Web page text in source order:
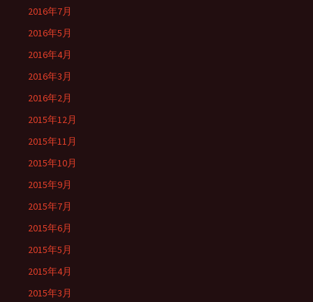
2016年7月
2016年5月
2016年4月
2016年3月
2016年2月
2015年12月
2015年11月
2015年10月
2015年9月
2015年7月
2015年6月
2015年5月
2015年4月
2015年3月